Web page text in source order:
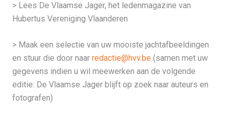
> Lees De Vlaamse Jager, het ledenmagazine van
Hubertus Vereniging Vlaanderen
> Maak een selectie van uw mooiste jachtafbeeldingen
en stuur die door naar redactie@hvv.be(samen met uw
gegevens indien u wil meewerken aan de volgende
editie: De Vlaamse Jager blijft op zoek naar auteurs en
fotografen)